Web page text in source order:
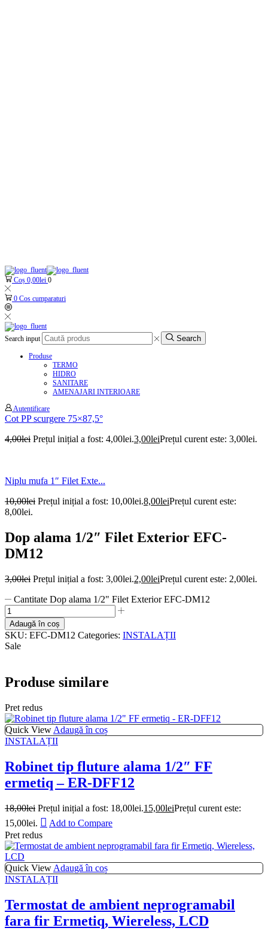
Coș 0,00lei 0
0 Cos cumparaturi
Search input Search
Produse
TERMO
HIDRO
SANITARE
AMENAJARI INTERIOARE
Autentificare
Cot PP scurgere 75×87,5°
4,00lei Prețul inițial a fost: 4,00lei.3,00leiPrețul curent este: 3,00lei.
Niplu mufa 1″ Filet Exte...
10,00lei Prețul inițial a fost: 10,00lei.8,00leiPrețul curent este:
8,00lei.
Dop alama 1/2″ Filet Exterior EFC-
DM12
3,00lei Prețul inițial a fost: 3,00lei.2,00leiPrețul curent este: 2,00lei.
Cantitate Dop alama 1/2" Filet Exterior EFC-DM12
Adaugă în coș
SKU: EFC-DM12 Categories: INSTALAȚII
Sale
Produse similare
Pret redus
Quick View Adaugă în coș
INSTALAȚII
Robinet tip fluture alama 1/2″ FF
ermetiq – ER-DFF12
18,00lei Prețul inițial a fost: 18,00lei.15,00leiPrețul curent este:
15,00lei.
Add to Compare
Pret redus
Quick View Adaugă în coș
INSTALAȚII
Termostat de ambient neprogramabil
fara fir Ermetiq, Wiereless, LCD